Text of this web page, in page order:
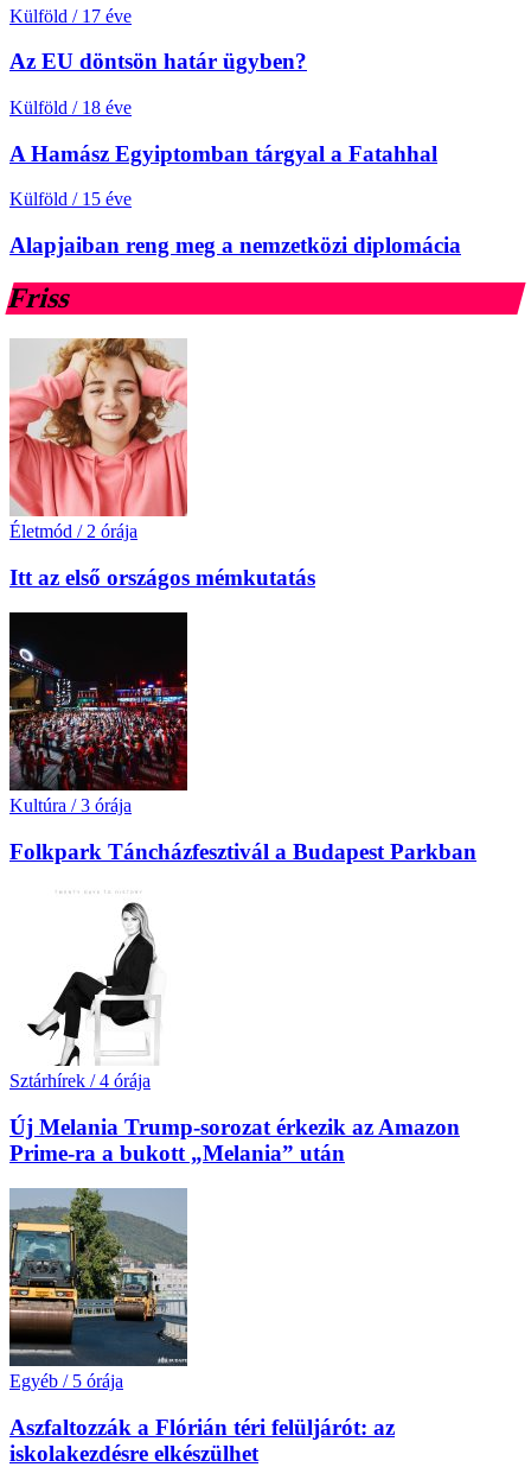
Külföld / 17 éve
Az EU döntsön határ ügyben?
Külföld / 18 éve
A Hamász Egyiptomban tárgyal a Fatahhal
Külföld / 15 éve
Alapjaiban reng meg a nemzetközi diplomácia
Friss
Életmód / 2 órája
Itt az első országos mémkutatás
Kultúra / 3 órája
Folkpark Táncházfesztivál a Budapest Parkban
Sztárhírek / 4 órája
Új Melania Trump-sorozat érkezik az Amazon
Prime-ra a bukott „Melania” után
Egyéb / 5 órája
Aszfaltozzák a Flórián téri felüljárót: az
iskolakezdésre elkészülhet